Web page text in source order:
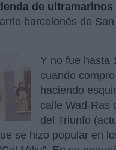
de ultramarinos
barcelonés de
Y no fue hasta
cuando
haciendo
calle Wad-Ras
del Triunfo
se hizo popular en